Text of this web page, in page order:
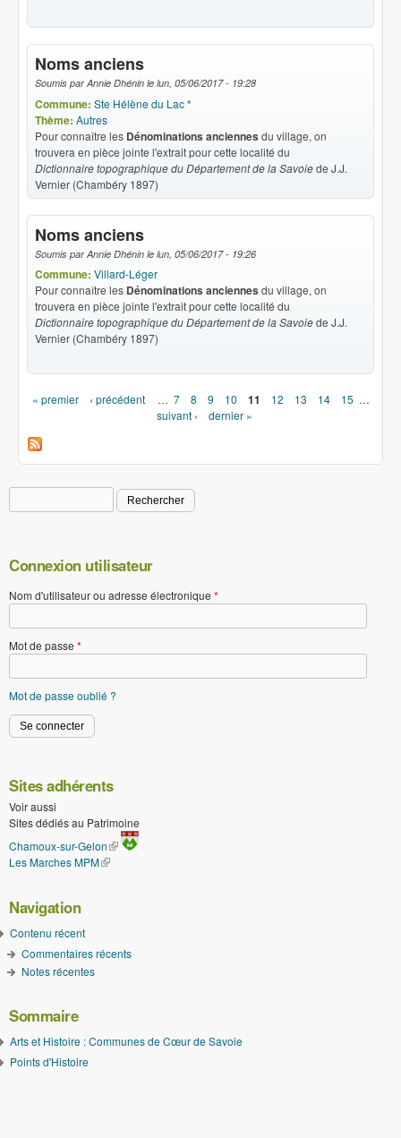
Noms anciens
Soumis parAnnie Dhénin le lun, 05/06/2017 - 19:28
Commune: Ste Hélène du Lac *
Thème: Autres
Pour connaître les Dénominations anciennesdu village, on
trouvera en pièce jointe l'extrait pour cette localité du
Dictionnaire topographique du Département de la Savoiede J.J.
Vernier (Chambéry 1897)
Noms anciens
Soumis parAnnie Dhénin le lun, 05/06/2017 - 19:26
Commune: Villard-Léger
Pour connaître les Dénominations anciennes du village, on
trouvera en pièce jointe l'extrait pour cette localité du
Dictionnaire topographique du Département de la Savoiede J.J.
Vernier (Chambéry 1897)
Pages
« premier ‹ précédent … 7 8 9 10 11 12 13 14 15 …
suivant ›
dernier »
Formulaire de recherche
Connexion utilisateur
Nom d'utilisateur ou adresse électronique *
Mot de passe *
Mot de passe oublié ?
Sites adhérents
Voir aussi
Sites dédiés au Patrimoine
Chamoux-sur-Gelon (le lien est externe)
Les Marches MPM(le lien est externe)
Navigation
Contenu récent
Commentaires récents
Notes récentes
Sommaire
Arts et Histoire : Communes de Cœur de Savoie
Points d'Histoire